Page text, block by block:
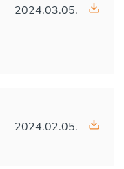
2024.03.05.
2024.02.05.